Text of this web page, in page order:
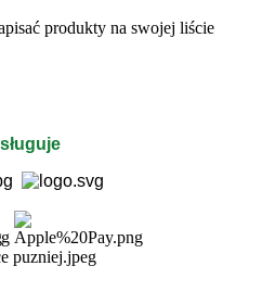
produkty na swojej liście